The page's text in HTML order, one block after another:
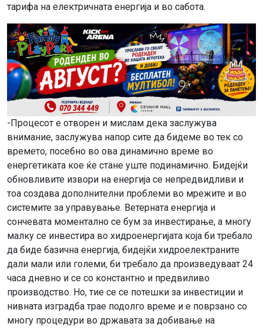
тарифа на електричната енергија и во сабота.
-Процесот е отворен и мислам дека заслужува
внимание, заслужува напор сите да бидеме во тек со
времето, посебно во ова динамично време во
енергетиката кое ќе стане уште подинамично. Бидејќи
обновливите извори на енергија се непредвидливи и
тоа создава дополнителни проблеми во мрежите и во
системите за управување. Ветерната енергија и
сончевата моментално се бум за инвестирање, а многу
малку се инвестира во хидроенергијата која би требало
да биде базична енергија, бидејќи хидроелектраните
дали мали или големи, би требало да произведуваат 24
часа дневно и се со константно и предвиливо
производство. Но, тие се се потешки за инвестиции и
нивната изградба трае подолго време и е поврзано со
многу процедури во државата за добивање на